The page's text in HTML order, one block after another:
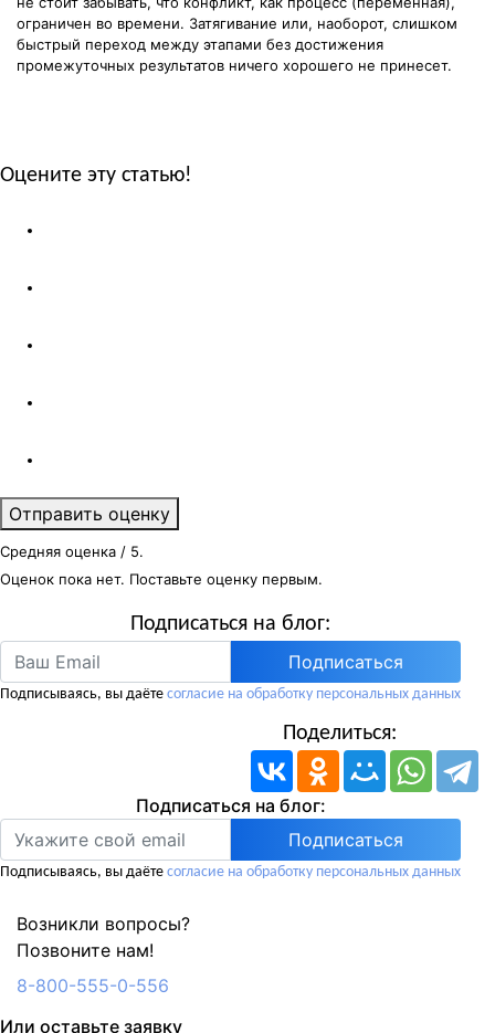
ограничен во времени. Затягивание или, наоборот, слишком
быстрый переход между этапами без достижения
промежуточных результатов ничего хорошего не принесет.
Оцените эту статью!
Отправить оценку
Средняя оценка / 5.
Оценок пока нет. Поставьте оценку первым.
Подписаться на блог:
Подписаться
Подписываясь, вы даёте согласие на обработку персональных данных
Поделиться:
Подписаться на блог:
Подписываясь, вы даёте согласие на обработку персональных данных
Возникли вопросы?
Позвоните нам!
8-800-555-0-556
Или оставьте заявку